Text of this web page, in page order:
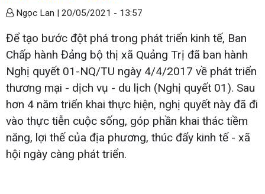
Ngọc Lan | 20/05/2021 - 13:57
Để tạo bước đột phá trong phát triển kinh tế, Ban
Chấp hành Đảng bộ thị xã Quảng Trị đã ban hành
Nghị quyết 01-NQ/TU ngày 4/4/2017 về phát triển
thương mại - dịch vụ - du lịch (Nghị quyết 01). Sau
hơn 4 năm triển khai thực hiện, nghị quyết này đã đi
vào thực tiễn cuộc sống, góp phần khai thác tiềm
năng, lợi thế của địa phương, thúc đẩy kinh tế - xã
hội ngày càng phát triển.